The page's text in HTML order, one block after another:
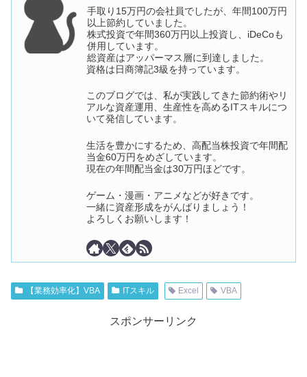
手取り15万円の会社員でしたが、年間100万円
以上節約していました。
株式投資で年間360万円以上投資し、iDeCoも
併用しています。
総資産はアッパーマス層に到達しました。
資格は日商簿記3級を持っています。
このブログでは、私が実践してきた節約術やリ
アルな資産運用、生産性を高めるITスキルにつ
いて発信しています。
生活を豊かにするため、高配当株投資で年間配
当金60万円をめざしています。
現在の年間配当金は30万円ほどです。
ゲーム・漫画・アニメなどが好きです。
一緒に資産形成をがんばりましょう！
よろしくお願いします！
【業務効率化】VBA ITスキル Excel VBA
スポンサーリンク